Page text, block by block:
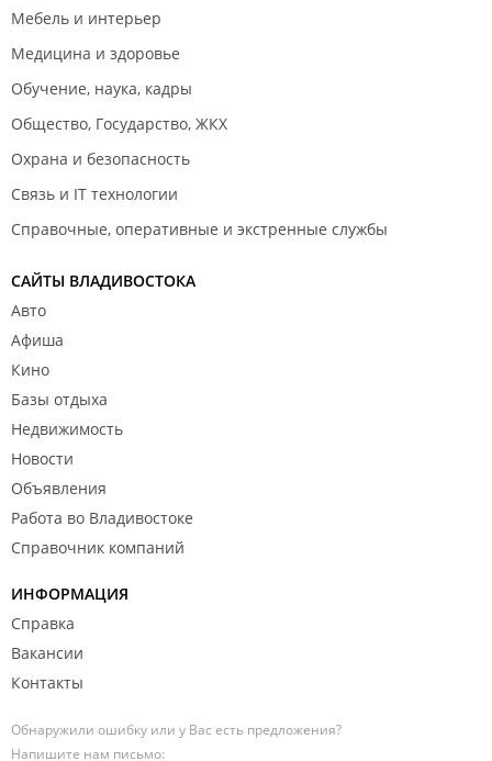
Мебель и интерьер
Медицина и здоровье
Обучение, наука, кадры
Общество, Государство, ЖКХ
Охрана и безопасность
Связь и IT технологии
Справочные, оперативные и экстренные службы
САЙТЫ ВЛАДИВОСТОКА
Авто
Афиша
Кино
Базы отдыха
Недвижимость
Новости
Объявления
Работа во Владивостоке
Справочник компаний
ИНФОРМАЦИЯ
Справка
Вакансии
Контакты
Обнаружили ошибку или у Вас есть предложения?
Напишите нам письмо: